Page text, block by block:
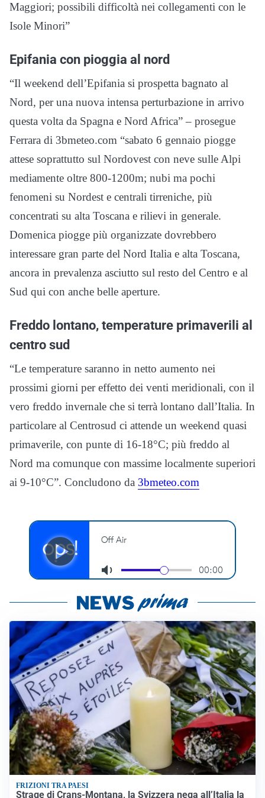
Maggiori; possibili difficoltà nei collegamenti con le
Isole Minori”
Epifania con pioggia al nord
“Il weekend dell’Epifania si prospetta bagnato al
Nord, per una nuova intensa perturbazione in arrivo
questa volta da Spagna e Nord Africa” – prosegue
Ferrara di 3bmeteo.com “sabato 6 gennaio piogge
attese soprattutto sul Nordovest con neve sulle Alpi
mediamente oltre 800-1200m; nubi ma pochi
fenomeni su Nordest e centrali tirreniche, più
concentrati su alta Toscana e rilievi in generale.
Domenica piogge più organizzate dovrebbero
interessare gran parte del Nord Italia e alta Toscana,
ancora in prevalenza asciutto sul resto del Centro e al
Sud qui con anche belle aperture.
Freddo lontano, temperature primaverili al
centro sud
“Le temperature saranno in netto aumento nei
prossimi giorni per effetto dei venti meridionali, con il
vero freddo invernale che si terrà lontano dall’Italia. In
particolare al Centrosud ci attende un weekend quasi
primaverile, con punte di 16-18°C; più freddo al
Nord ma comunque con massime localmente superiori
ai 9-10°C”. Concludono da 3bmeteo.com
FRIZIONI TRA PAESI
Strage di Crans-Montana, la Svizzera nega all’Italia la